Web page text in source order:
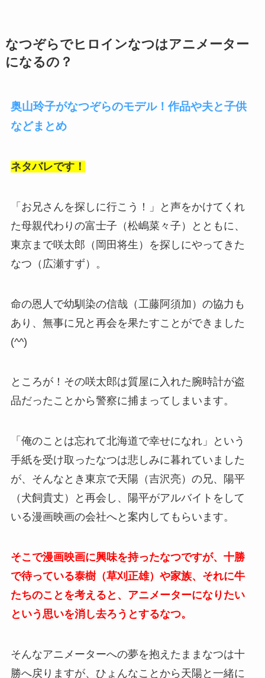
なつぞらでヒロインなつはアニメーター
になるの？
奥山玲子がなつぞらのモデル！作品や夫と子供
などまとめ
ネタバレです！
「お兄さんを探しに行こう！」と声をかけてくれ
た母親代わりの富士子（松嶋菜々子）とともに、
東京まで咲太郎（岡田将生）を探しにやってきた
なつ（広瀬すず）。
命の恩人で幼馴染の信哉（工藤阿須加）の協力も
あり、無事に兄と再会を果たすことができました
(^^)
ところが！その咲太郎は質屋に入れた腕時計が盗
品だったことから警察に捕まってしまいます。
「俺のことは忘れて北海道で幸せになれ」という
手紙を受け取ったなつは悲しみに暮れていました
が、そんなとき東京で天陽（吉沢亮）の兄、陽平
（犬飼貴丈）と再会し、陽平がアルバイトをして
いる漫画映画の会社へと案内してもらいます。
そこで漫画映画に興味を持ったなつですが、十勝
で待っている泰樹（草刈正雄）や家族、それに牛
たちのことを考えると、アニメーターになりたい
という思いを消し去ろうとするなつ。
そんなアニメーターへの夢を抱えたままなつは十
勝へ戻りますが、ひょんなことから天陽と一緒に